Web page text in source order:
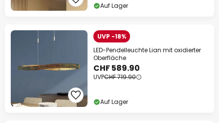
Auf Lager
UVP -18%
LED-Pendelleuchte Lian mit oxidierter
Oberfläche
CHF 589.90
UVPCHF 719.90
Auf Lager